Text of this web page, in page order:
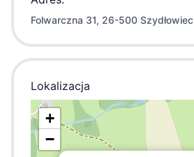
Folwarczna 31, 26-500 Szydłowiec
Lokalizacja
+
−